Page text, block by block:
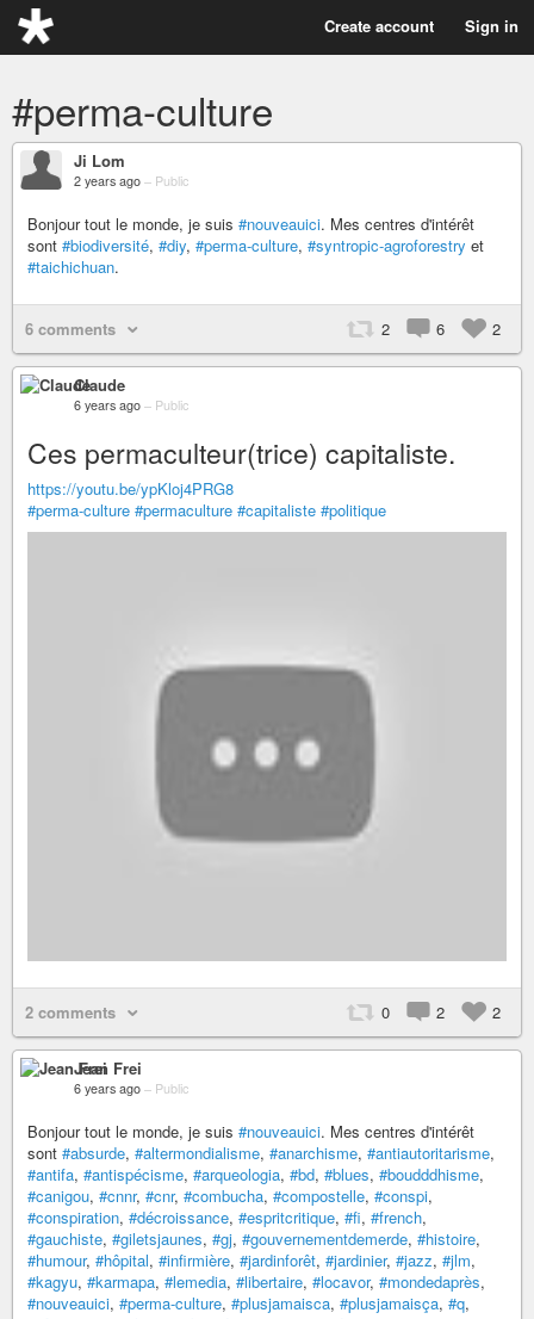
Create account Sign in
#perma-culture
Ji Lom
2 years ago – Public
Bonjour tout le monde, je suis #nouveauici. Mes centres d'intérêt
sont #biodiversité, #diy, #perma-culture, #syntropic-agroforestry et
#taichichuan.
6 comments 2 6 2
Claude
6 years ago – Public
Ces permaculteur(trice) capitaliste.
https://youtu.be/ypKloj4PRG8
#perma-culture #permaculture #capitaliste #politique
2 comments 0 2 2
Jean Frei
6 years ago – Public
Bonjour tout le monde, je suis #nouveauici. Mes centres d'intérêt
sont #absurde, #altermondialisme, #anarchisme, #antiautoritarisme,
#antifa, #antispécisme, #arqueologia, #bd, #blues, #boudddhisme,
#canigou, #cnnr, #cnr, #combucha, #compostelle, #conspi,
#conspiration, #décroissance, #espritcritique, #fi, #french,
#gauchiste, #giletsjaunes, #gj, #gouvernementdemerde, #histoire,
#humour, #hôpital, #infirmière, #jardinforêt, #jardinier, #jazz, #jlm,
#kagyu, #karmapa, #lemedia, #libertaire, #locavor, #mondedaprès,
#nouveauici, #perma-culture, #plusjamaisca, #plusjamaisça, #q,